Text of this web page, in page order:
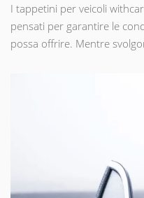
I tappetini per veicoli
pensati per garantire le
possa offrire. Mentre